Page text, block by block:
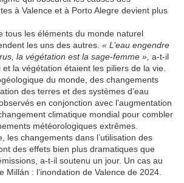
à Valence et à Porto Alegre devient plus
tous les éléments du monde naturel
les uns des autres. « L’eau engendre
la végétation est la sage-femme », a-t-il
et la végétation étaient les piliers de la vie.
du monde, des changements
des terres et des systèmes d’eau
en conjonction avec l’augmentation
climatique mondial pour combler
météorologiques extrêmes.
les changements dans l’utilisation des
des effets bien plus dramatiques que
a-t-il soutenu un jour. Un cas au
: l’inondation de Valence de 2024.